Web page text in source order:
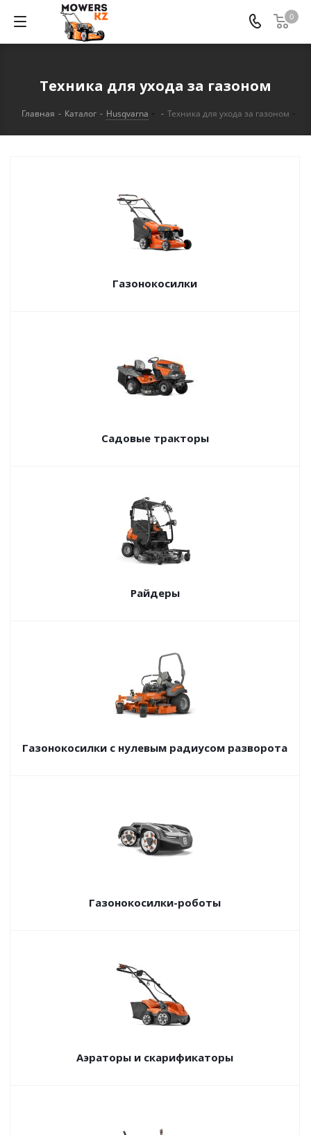
0
Техника для ухода за газоном
Главная - Каталог - Husqvarna - Техника для ухода за газоном
Газонокосилки
Садовые тракторы
Райдеры
Газонокосилки с нулевым радиусом разворота
Газонокосилки-роботы
Аэраторы и скарификаторы